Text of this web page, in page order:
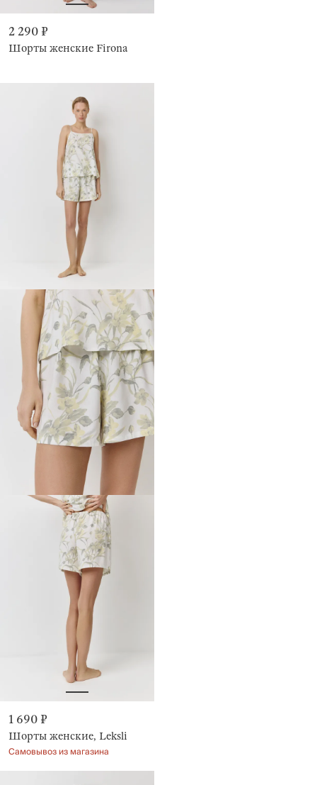
2 290 ₽
Шорты женские Firona
1 690 ₽
Шорты женские, Leksli
Самовывоз из магазина